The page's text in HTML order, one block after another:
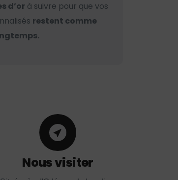
d’or à suivre pour que vos
restent comme
Nous visiter